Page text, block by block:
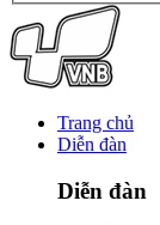
Trang chủ
Diễn đàn
Diễn đàn